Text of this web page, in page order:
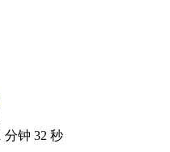
分钟 32 秒